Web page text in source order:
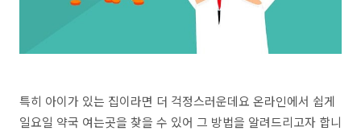
특히 아이가 있는 집이라면 더 걱정스러운데요 온라인에서 쉽게
일요일 약국 여는곳을 찾을 수 있어 그 방법을 알려드리고자 합니